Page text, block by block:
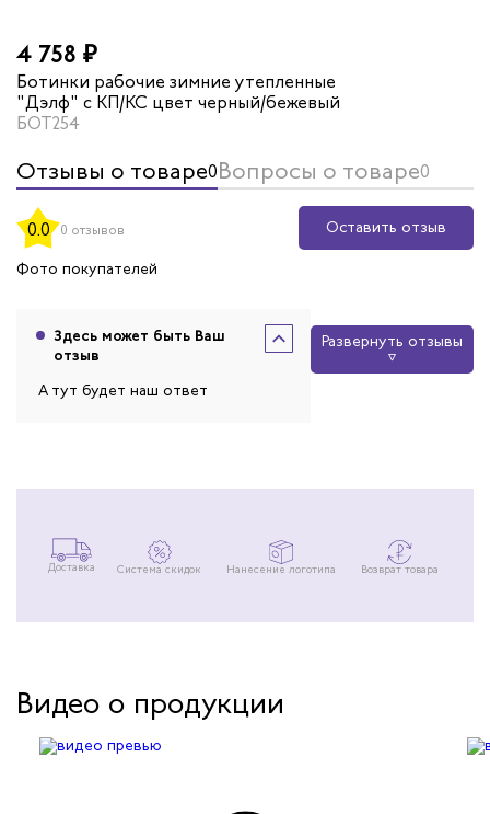
4 758 ₽
Ботинки рабочие зимние утепленные
"Дэлф" с КП/КС цвет черный/бежевый
БОТ254
Отзывы о товаре0Вопросы о товаре0
0.0 0 отзывов
Оставить отзыв
Фото покупателей
Здесь может быть Ваш
отзыв
А тут будет наш ответ
Развернуть отзывы
Доставка Система скидок Нанесение логотипа Возврат товара
Видео о продукции